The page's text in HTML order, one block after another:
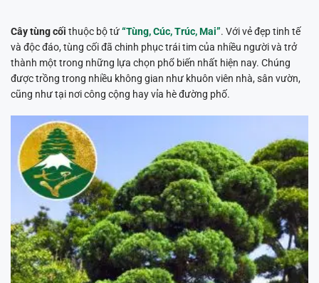
Cây tùng cối thuộc bộ tứ“Tùng, Cúc, Trúc, Mai”. Với vẻ đẹp tinh tế
và độc đáo, tùng cối đã chinh phục trái tim của nhiều người và trở
thành một trong những lựa chọn phổ biến nhất hiện nay. Chúng
được trồng trong nhiều không gian như khuôn viên nhà, sân vườn,
cũng như tại nơi công cộng hay vỉa hè đường phố.